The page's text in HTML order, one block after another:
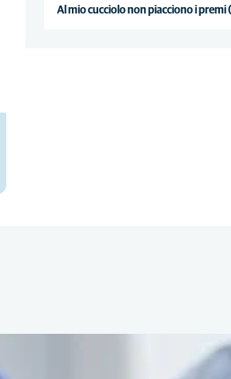
Al mio cucciolo non piacciono i premi